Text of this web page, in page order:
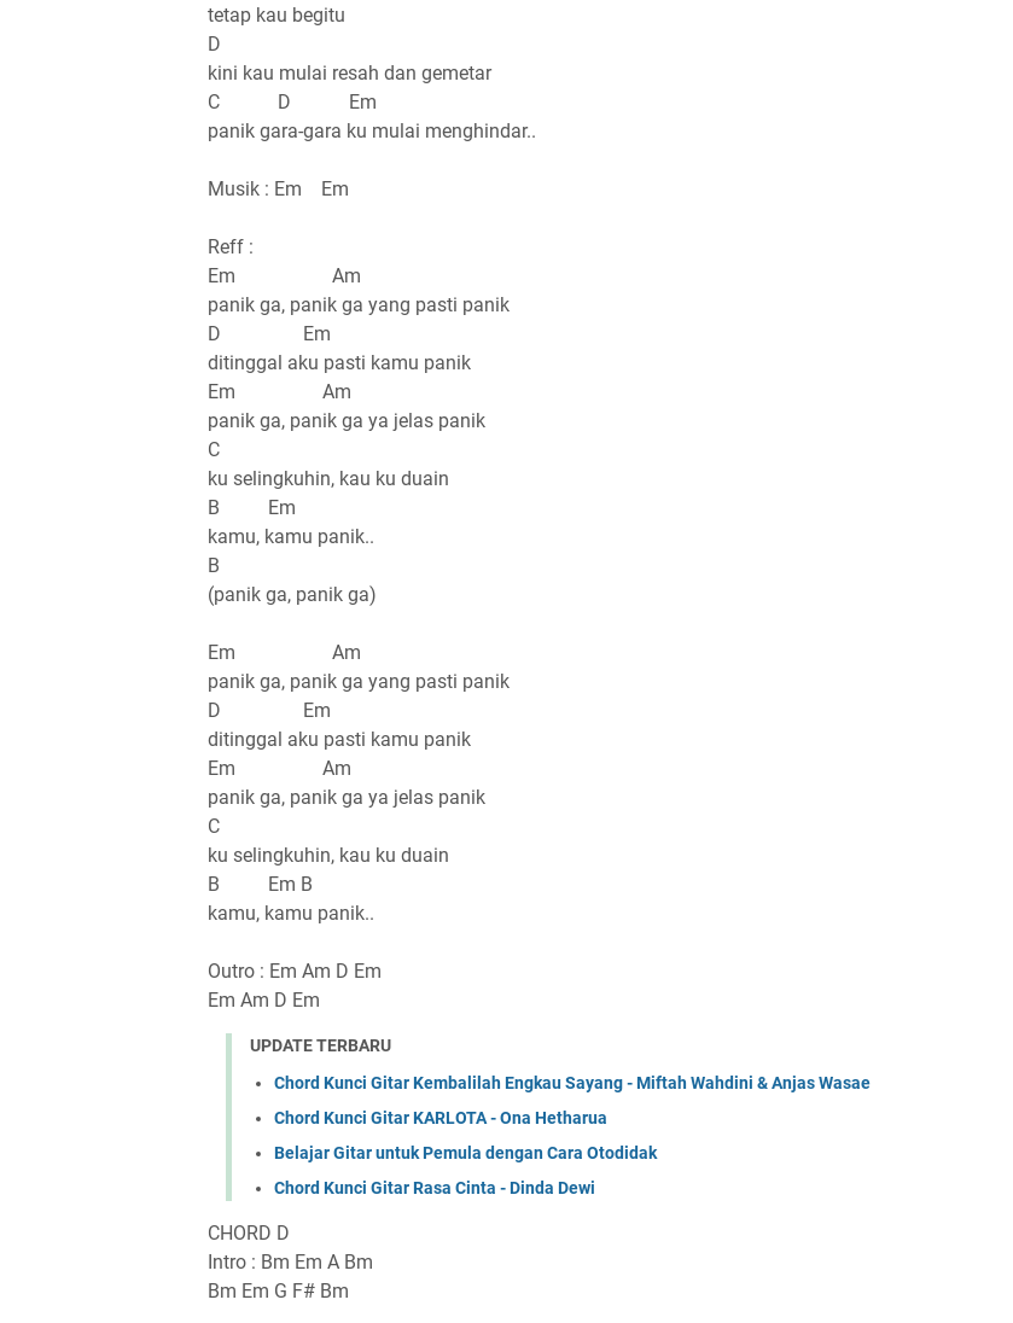
tetap kau begitu
D
kini kau mulai resah dan gemetar
C D Em
panik gara-gara ku mulai menghindar..
Musik : Em Em
Reff :
Em Am
panik ga, panik ga yang pasti panik
D Em
ditinggal aku pasti kamu panik
Em Am
panik ga, panik ga ya jelas panik
C
ku selingkuhin, kau ku duain
B Em
kamu, kamu panik..
B
(panik ga, panik ga)
Em Am
panik ga, panik ga yang pasti panik
D Em
ditinggal aku pasti kamu panik
Em Am
panik ga, panik ga ya jelas panik
C
ku selingkuhin, kau ku duain
B Em B
kamu, kamu panik..
Outro : Em Am D Em
Em Am D Em
UPDATE TERBARU
Chord Kunci Gitar Kembalilah Engkau Sayang - Miftah Wahdini & Anjas Wasae
Chord Kunci Gitar KARLOTA - Ona Hetharua
Belajar Gitar untuk Pemula dengan Cara Otodidak
Chord Kunci Gitar Rasa Cinta - Dinda Dewi
CHORD D
Intro : Bm Em A Bm
Bm Em G F# Bm